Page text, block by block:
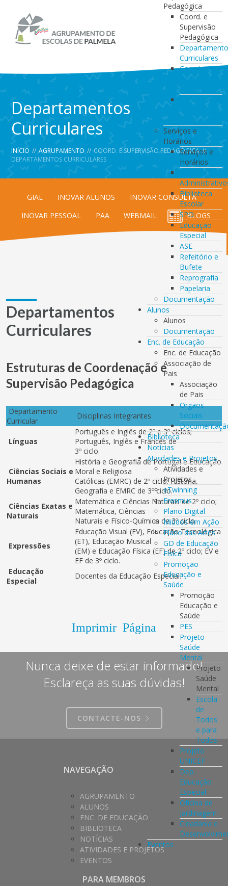
Pedagógica
Coord. e
Supervisão
Pedagógica
Curriculares
Coordenação
da Direção
de Turma
Coordenação
de
Serviços e
Horários
Serviços e
Horários
Serviços
Biblioteca
Escolar
SPO
Educação
Especial
ASE
Refeitório e
Bufete
Reprografia
Papelaria
Documentação
Alunos
Alunos
Documentação
Enc. de Educação
Enc. de Educação
Associação de
Pais
Associação
de Pais
Orgãos
Sociais
Biblioteca
Notícias
Atividades e Projetos
Atividades e
Projetos
eTwinning
Erasmus
Plano Digital
Miúdos em Ação
Plano das Artes
GD de Educação
Física
Promoção
Educação e
Saúde
Promoção
Educação e
Saúde
PES
Projeto
Saúde
Mental
Projeto
Saúde
Mental
Escola
de
Todos
e para
Todos
Projeto
UNICEF
Dep.
Educação
Especial
Oficina de
Jardinagem
Cidadania e
Eventos
Departamentos
Curriculares
INÍCIO //AGRUPAMENTO //COORD. E SUPERVISÃO PEDAGÓGICA //
DEPARTAMENTOS CURRICULARES
GIAE INOVAR ALUNOS
INOVAR CONSULTA
INOVAR PESSOAL
PAA WEBMAIL BLOGS
Departamentos
Curriculares
Estruturas de Coordenação e
Supervisão Pedagógica
Departamento
Curricular
Disciplinas Integrantes
Línguas
Português e Inglês de 2º e 3º ciclos;
Português, Inglês e Francês de
3º ciclo.
Ciências Sociais e
Humanas
História e Geografia de Portugal e Educação
Moral e Religiosa
Católicas (EMRC) de 2º ciclo; História,
Geografia e EMRC de 3º ciclo.
Ciências Exatas e
Naturais
Matemática e Ciências Naturais de 2º ciclo;
Matemática, Ciências
Naturais e Físico-Química de 3º ciclo.
Expressões
Educação Visual (EV), Educação Tecnológica
(ET), Educação Musical
(EM) e Educação Física (EF) de 2º ciclo; EV e
EF de 3º ciclo.
Educação
Especial
Docentes da Educação Especial.
Imprimir Página
Nunca deixe de estar informado!
Esclareça as suas dúvidas!
CONTACTE-NOS
NAVEGAÇÃO
AGRUPAMENTO
ALUNOS
ENC. DE EDUCAÇÃO
BIBLIOTECA
NOTÍCIAS
ATIVIDADES E PROJETOS
EVENTOS
PARA MEMBROS